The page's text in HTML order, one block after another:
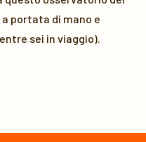
portata di mano e
sei in viaggio).